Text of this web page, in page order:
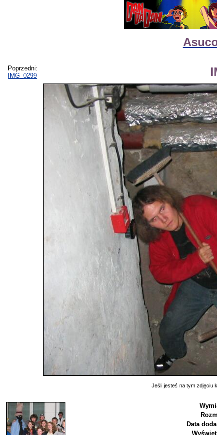
Poprzedni:
IMG_0299
Jeśli jesteś na tym zdjęciu
Data